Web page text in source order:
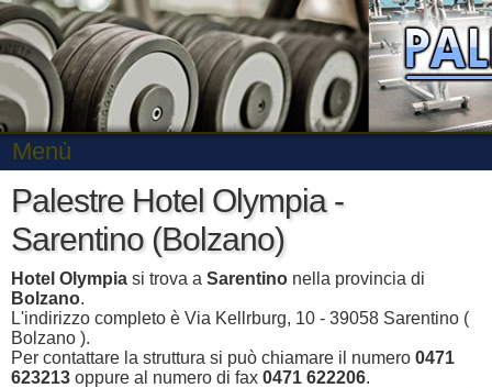
Menù
Palestre Hotel Olympia -
Sarentino (Bolzano)
Hotel Olympia si trova a Sarentino nella provincia di
Bolzano.
L'indirizzo completo è Via Kellrburg, 10 - 39058 Sarentino (
Bolzano ).
Per contattare la struttura si può chiamare il numero 0471
623213 oppure al numero di fax 0471 622206.